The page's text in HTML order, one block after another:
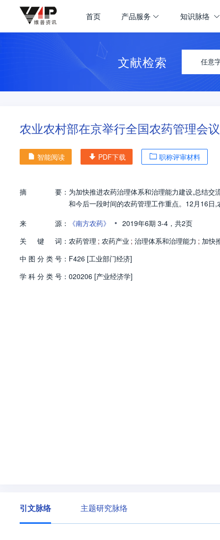
首页 产品服务 知识脉络
文献检索 任意
农业农村部在京举行全国农药管理会议
智能阅读 PDF下载 职称评审材料
摘 要： 为加快推进农药治理体系和治理能力建设,总结
和今后一段时间的农药管理工作重点。12月16
来
源： 《南方农药》 • 2019年6期 3-4， 共2页
关
键 词： 农药管理 ; 农药产业 ; 治理体系和治理能力 ; 加快
中 图 分 类 号： F426 [工业部门经济]
学 科 分 类 号： 020206 [产业经济学]
引文脉络 主题研究脉络